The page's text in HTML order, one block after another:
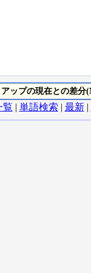
ップの現在との差分
覧 | 単語検索 | 最新|